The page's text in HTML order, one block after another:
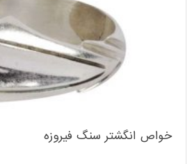
خواص انگشتر سنگ فیروزه